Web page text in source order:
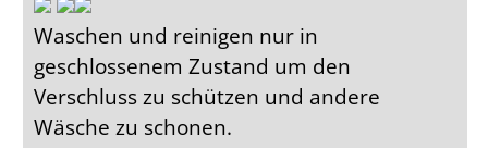
Waschen und reinigen nur in
geschlossenem Zustand um den
Verschluss zu schützen und andere
Wäsche zu schonen.